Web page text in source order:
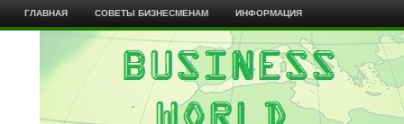
ГЛАВНАЯ СОВЕТЫ БИЗНЕСМЕНАМ ИНФОРМАЦИЯ